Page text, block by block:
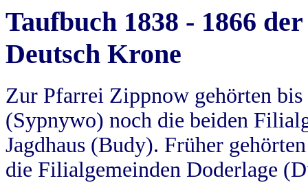
Taufbuch 1838 - 1866
Deutsch Krone
Zur Pfarrei Zippnow gehörten
(Sypnywo) noch die beiden
Jagdhaus (Budy). Früher
die Filialgemeinden Doderlage